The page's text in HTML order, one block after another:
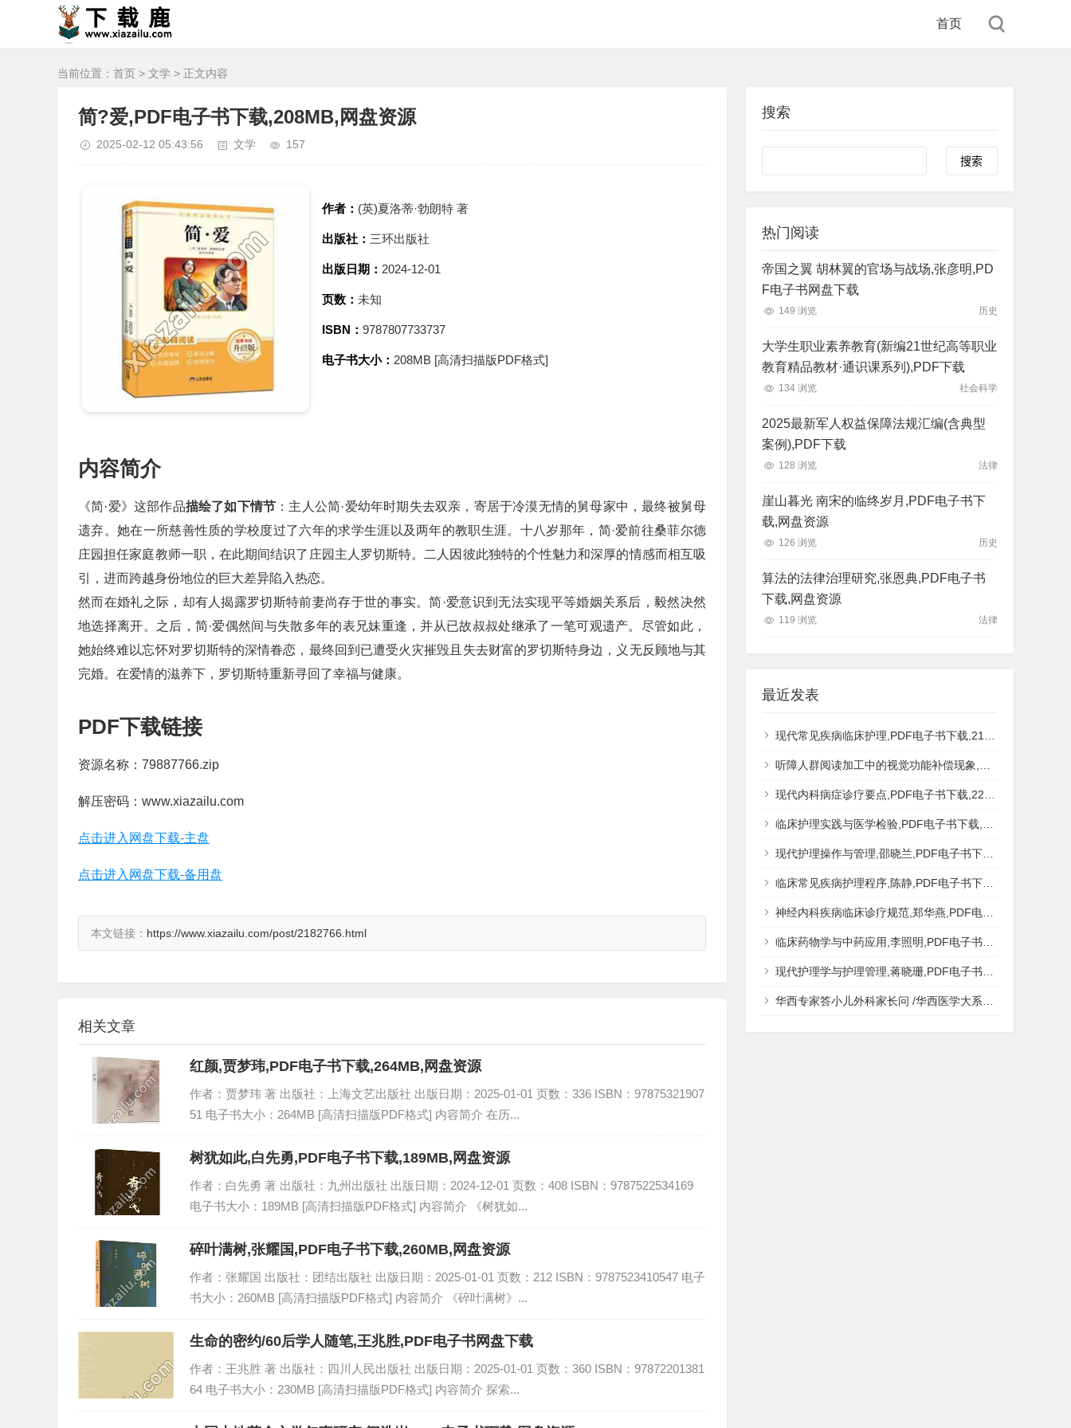
首页
当前位置： 首页 > 文学 > 正文内容
简?爱,PDF电子书下载,208MB,网盘资源
2025-02-12 05:43:56 文学 157
作者： (英)夏洛蒂·勃朗特 著
出版社： 三环出版社
出版日期： 2024-12-01
页数： 未知
ISBN： 9787807733737
电子书大小： 208MB [高清扫描版PDF格式]
内容简介
《简·爱》这部作品描绘了如下情节 ：主人公简·爱幼年时期失去双亲，寄居于冷漠无情的舅母家中，最终被舅母
遗弃。她在一所慈善性质的学校度过了六年的求学生涯以及两年的教职生涯。十八岁那年，简·爱前往桑菲尔德
庄园担任家庭教师一职，在此期间结识了庄园主人罗切斯特。二人因彼此独特的个性魅力和深厚的情感而相互吸
引，进而跨越身份地位的巨大差异陷入热恋。
然而在婚礼之际，却有人揭露罗切斯特前妻尚存于世的事实。简·爱意识到无法实现平等婚姻关系后，毅然决然
地选择离开。之后，简·爱偶然间与失散多年的表兄妹重逢，并从已故叔叔处继承了一笔可观遗产。尽管如此，
她始终难以忘怀对罗切斯特的深情眷恋，最终回到已遭受火灾摧毁且失去财富的罗切斯特身边，义无反顾地与其
完婚。在爱情的滋养下，罗切斯特重新寻回了幸福与健康。
PDF下载链接
资源名称：79887766.zip
解压密码：www.xiazailu.com
点击进入网盘下载-主盘
点击进入网盘下载-备用盘
本文链接： https://www.xiazailu.com/post/2182766.html
相关文章
红颜,贾梦玮,PDF电子书下载,264MB,网盘资源
作者：贾梦玮 著 出版社：上海文艺出版社 出版日期：2025-01-01 页数：336 ISBN：97875321907
51 电子书大小：264MB [高清扫描版PDF格式] 内容简介 在历...
树犹如此,白先勇,PDF电子书下载,189MB,网盘资源
作者：白先勇 著 出版社：九州出版社 出版日期：2024-12-01 页数：408 ISBN：9787522534169
电子书大小：189MB [高清扫描版PDF格式] 内容简介 《树犹如...
碎叶满树,张耀国,PDF电子书下载,260MB,网盘资源
作者：张耀国 出版社：团结出版社 出版日期：2025-01-01 页数：212 ISBN：9787523410547 电子
书大小：260MB [高清扫描版PDF格式] 内容简介 《碎叶满树》...
生命的密约/60后学人随笔,王兆胜,PDF电子书网盘下载
作者：王兆胜 著 出版社：四川人民出版社 出版日期：2025-01-01 页数：360 ISBN：97872201381
64 电子书大小：230MB [高清扫描版PDF格式] 内容简介 探索...
搜索
Search
热门阅读
帝国之翼 胡林翼的官场与战场,张彦明,PD
F电子书网盘下载
149 浏览 历史
大学生职业素养教育(新编21世纪高等职业
教育精品教材·通识课系列),PDF下载
134 浏览 社会科学
2025最新军人权益保障法规汇编(含典型
案例),PDF下载
128 浏览 法律
崖山暮光 南宋的临终岁月,PDF电子书下
载,网盘资源
126 浏览 历史
算法的法律治理研究,张恩典,PDF电子书
下载,网盘资源
119 浏览 法律
最近发表
现代常见疾病临床护理,PDF电子书下载,217MB,网盘资源
听障人群阅读加工中的视觉功能补偿现象,秦钊,PDF电子书下载,网盘资源
现代内科病症诊疗要点,PDF电子书下载,223MB,网盘资源
临床护理实践与医学检验,PDF电子书下载,193MB,网盘资源
现代护理操作与管理,邵晓兰,PDF电子书下载,242MB,网盘资源
临床常见疾病护理程序,陈静,PDF电子书下载,185MB,网盘资源
神经内科疾病临床诊疗规范,郑华燕,PDF电子书下载,188MB,网盘资源
临床药物学与中药应用,李照明,PDF电子书下载,202MB,网盘资源
现代护理学与护理管理,蒋晓珊,PDF电子书下载,223MB,网盘资源
华西专家答小儿外科家长问 /华西医学大系?医学科普,PDF电子书网盘下载